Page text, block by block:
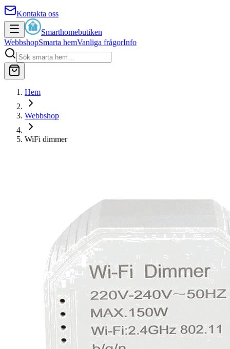
Kontakta oss
Smarthomebutiken
WebbshopSmarta hemVanliga frågorInfo
Hem
Webbshop
WiFi dimmer